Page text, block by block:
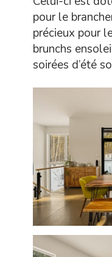
pour le
précieux pour
brunchs
soirées d’été